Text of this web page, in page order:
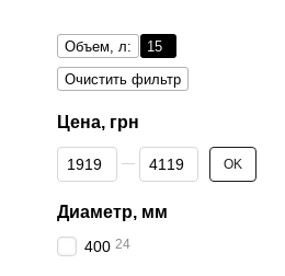
Объем, л:
15
Очистить фильтр
Цена, грн
От Цена, грн
До Цена, грн OK
Диаметр, мм
400 24